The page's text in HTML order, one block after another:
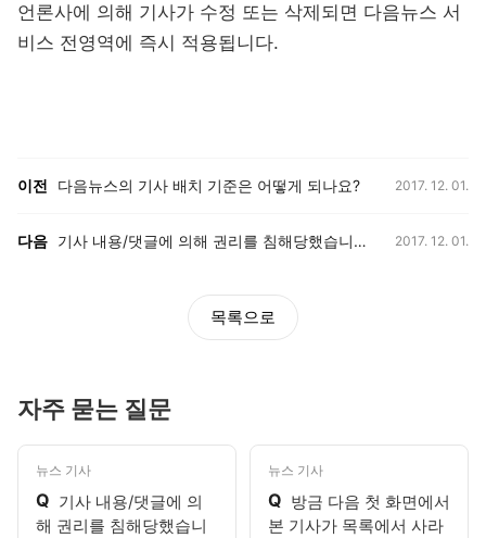
언론사에 의해 기사가 수정 또는 삭제되면 다음뉴스 서
비스 전영역에 즉시 적용됩니다.
이전 다음뉴스의 기사 배치 기준은 어떻게 되나요? 2017. 12. 01.
다음 기사 내용/댓글에 의해 권리를 침해당했습니다. 어떻게 대응해야 하나요? 2017. 12. 01.
목록으로
자주 묻는 질문
뉴스 기사
Q 기사 내용/댓글에 의
해 권리를 침해당했습니
뉴스 기사
Q 방금 다음 첫 화면에서
본 기사가 목록에서 사라